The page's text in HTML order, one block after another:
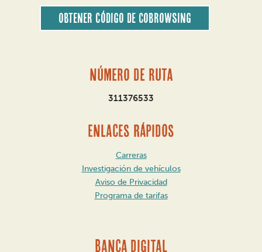
Obtener código de CoBrowsing
Número de ruta
311376533
ENLACES RÁPIDOS
Carreras
Investigación de vehículos
Aviso de Privacidad
Programa de tarifas
BANCA DIGITAL